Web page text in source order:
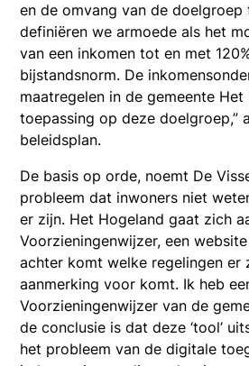
en de omvang van de doelgroep
definiëren we armoede als het
van een inkomen tot en met
bijstandsnorm. De
maatregelen in de gemeente
toepassing op deze doelgroep,”
beleidsplan.
De basis op orde, noemt De
probleem dat inwoners niet
er zijn. Het Hogeland gaat zich
Voorzieningenwijzer, een
achter komt welke regelingen er
aanmerking voor komt. Ik heb
Voorzieningenwijzer van de
de conclusie is dat deze ‘tool’
het probleem van de digitale